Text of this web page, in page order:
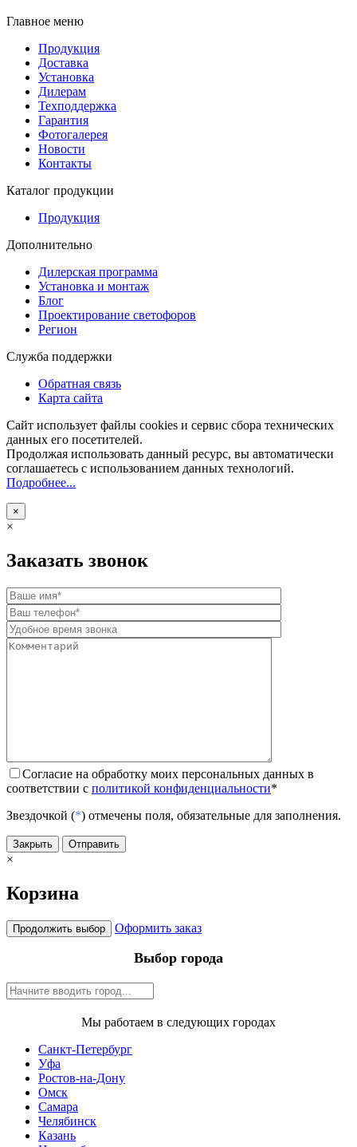
Главное меню
Продукция
Доставка
Установка
Дилерам
Техподдержка
Гарантия
Фотогалерея
Новости
Контакты
Каталог продукции
Продукция
Дополнительно
Дилерская программа
Установка и монтаж
Блог
Проектирование светофоров
Регион
Служба поддержки
Обратная связь
Карта сайта
Сайт использует файлы cookies и сервис сбора технических
данных его посетителей.
Продолжая использовать данный ресурс, вы автоматически
соглашаетесь с использованием данных технологий.
Подробнее...
×
×
Заказать звонок
Согласие на обработку моих персональных данных в
соответствии с политикой конфиденциальности*
Звездочкой (*) отмечены поля, обязательные для заполнения.
Закрыть Отправить
×
Корзина
Продолжить выбор Оформить заказ
Выбор города
Мы работаем в следующих городах
Санкт-Петербург
Уфа
Ростов-на-Дону
Омск
Самара
Челябинск
Казань